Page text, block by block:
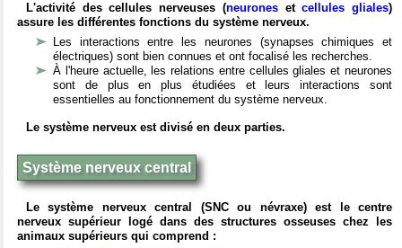
L'activité des cellules nerveuses (neuronesetcellules gliales)
assure les différentes fonctions du système nerveux.
Les interactions entre les neurones (synapses chimiques et
électriques) sont bien connues et ont focalisé les recherches.
À l'heure actuelle, les relations entre cellules gliales et neurones
sont de plus en plus étudiées et leurs interactions sont
essentielles au fonctionnement du système nerveux.
Le système nerveux est divisé en deux parties.
Système nerveux central
Le système nerveux central (SNC ou névraxe) est le centre
nerveux supérieur logé dans des structures osseuses chez les
animaux supérieurs qui comprend :